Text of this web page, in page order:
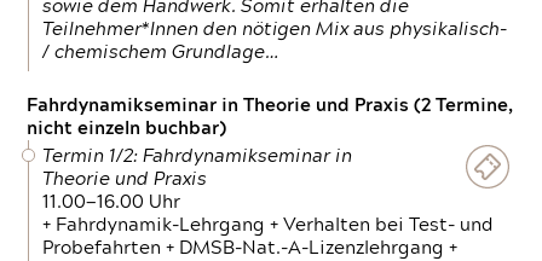
sowie dem Handwerk. Somit erhalten die
Teilnehmer*Innen den nötigen Mix aus physikalisch-
/ chemischem Grundlage…
Fahrdynamikseminar in Theorie und Praxis (2 Termine,
nicht einzeln buchbar)
Termin 1/2: Fahrdynamikseminar in
Theorie und Praxis
11.00—16.00 Uhr
+ Fahrdynamik-Lehrgang + Verhalten bei Test- und
Probefahrten + DMSB-Nat.-A-Lizenzlehrgang +